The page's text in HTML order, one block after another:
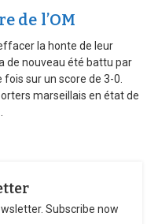
de l’OM
la honte de leur
de nouveau été battu par
sur un score de 3-0.
marseillais en état de
Subscribe now